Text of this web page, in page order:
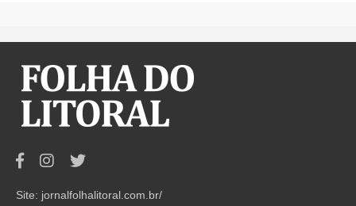
Site: jornalfolhalitoral.com.br/